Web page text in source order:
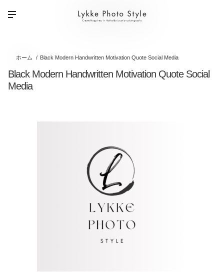
ホーム Black Modern Handwritten Motivation Quote Social Media
Black Modern Handwritten Motivation Quote Social
Media